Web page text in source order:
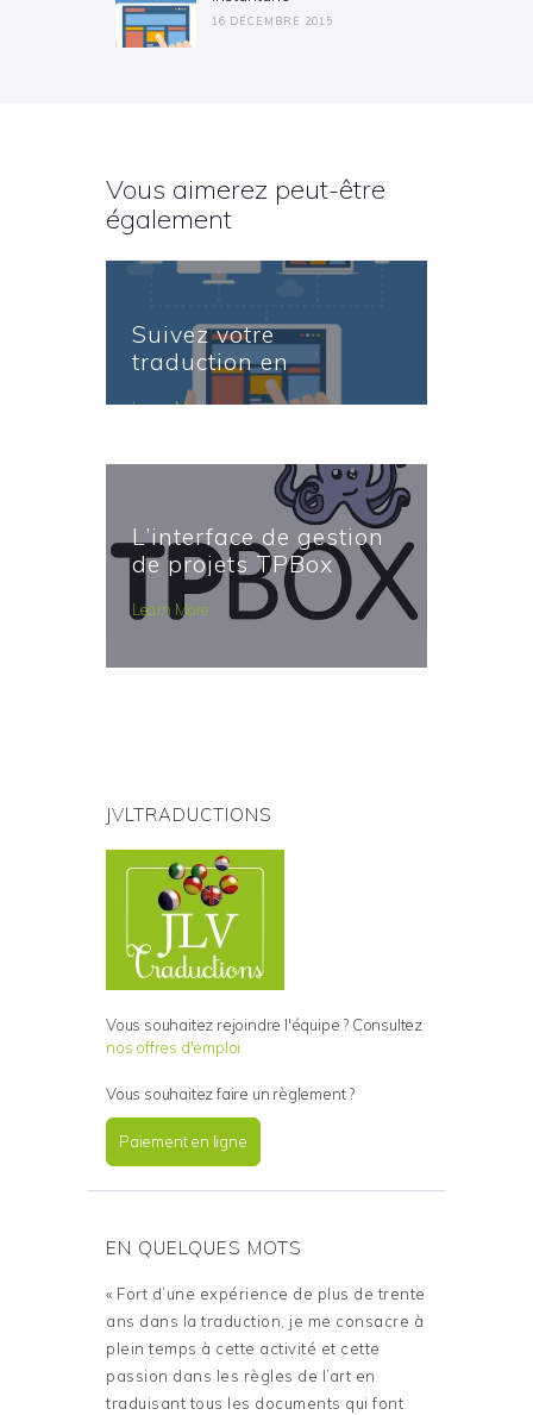
16 DÉCEMBRE 2015
Vous aimerez peut-être
également
Suivez votre
traduction en
instantané
Learn More
L’interface de gestion
de projets TPBox
Learn More
JVLTRADUCTIONS
Vous souhaitez rejoindre l'équipe ? Consultez
nos offres d'emploi
Vous souhaitez faire un règlement ?
Paiement en ligne
EN QUELQUES MOTS
« Fort d’une expérience de plus de trente
ans dans la traduction, je me consacre à
plein temps à cette activité et cette
passion dans les règles de l’art en
traduisant tous les documents qui font